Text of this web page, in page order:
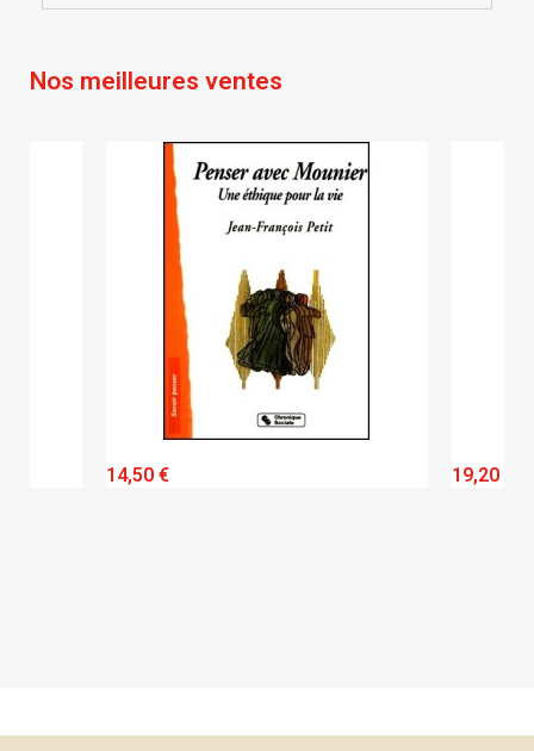
Annuler Créer une liste d'envies
Nos meilleures ventes
14,50 € 19,20 €